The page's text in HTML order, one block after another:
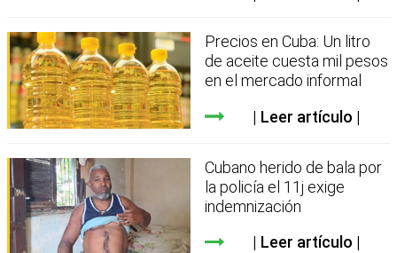
Precios en Cuba: Un litro
de aceite cuesta mil pesos
en el mercado informal
Leer artículo
Cubano herido de bala por
la policía el 11j exige
indemnización
Leer artículo